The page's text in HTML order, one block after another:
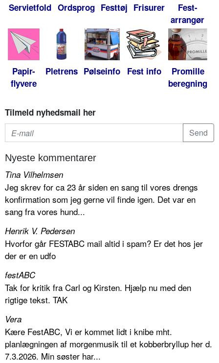
Servietfold Ordsprog Festtøj Frisurer
Fest-
arrangør
Papir-
flyvere
Pletrens Pølseinfo Fest info
Promille
beregning
Tilmeld nyhedsmail her
Nyeste kommentarer
Tina Vilhelmsen
Jeg skrev for ca 23 år siden en sang til vores drengs
konfirmation som jeg gerne vil finde igen. Det var en
sang fra vores hund...
Henrik V. Pedersen
Hvorfor går FESTABC mail altid i spam? Er det hos jer
der er en udfo
festABC
Tak for kritik fra Carl og Kirsten. Hjælp nu med den
rigtige tekst. TAK
Vera
Kære FestABC, Vi er kommet lidt i knibe mht.
planlægningen af morgenmusik til et kobberbryllup her d.
7.3.2026. Min søster har...